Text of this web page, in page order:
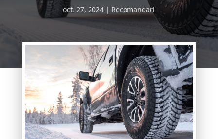
oct. 27, 2024 Recomandari